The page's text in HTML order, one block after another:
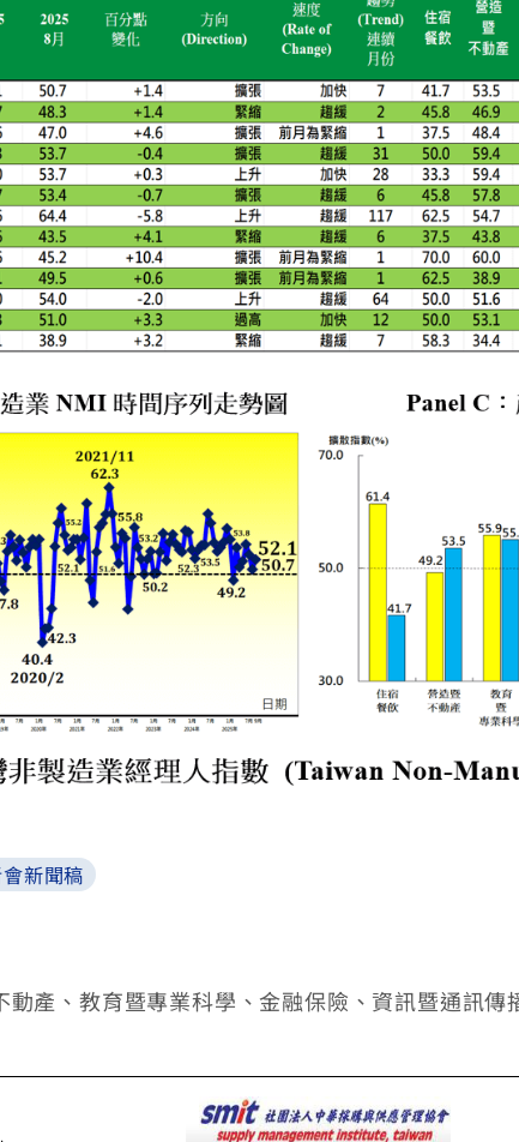
新聞稿
產、教育暨專業科學、金融保險、資訊暨通訊傳